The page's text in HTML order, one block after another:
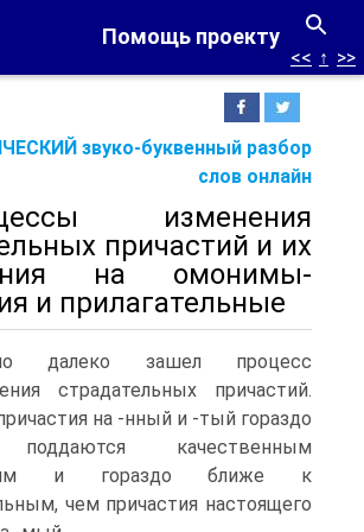
Помощь проекту
звуко-буквенный разбор
слов онлайн
<< ↑ >>
изменения
причастий и их
на омонимы-
и прилагательные
далеко зашел процесс
страдательных причастий.
на -нный и -тый гораздо
качественным
и гораздо ближе к
чем причастия настоящего